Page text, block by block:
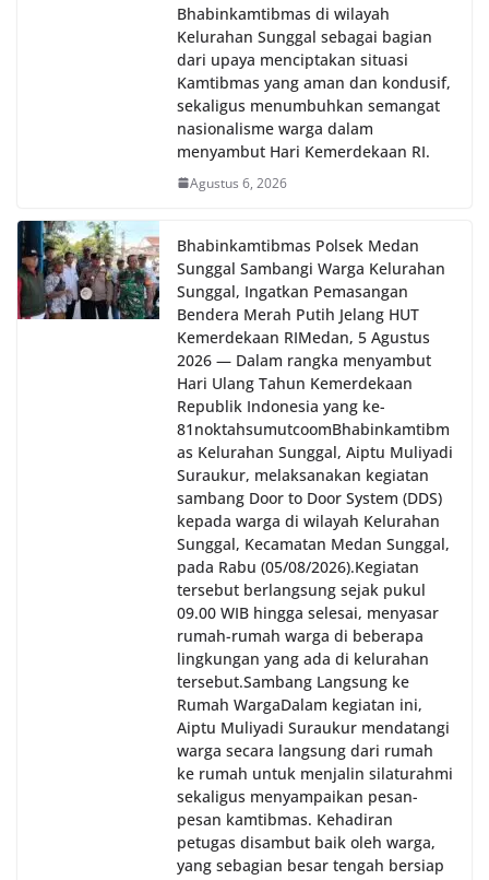
Bhabinkamtibmas di wilayah
Kelurahan Sunggal sebagai bagian
dari upaya menciptakan situasi
Kamtibmas yang aman dan kondusif,
sekaligus menumbuhkan semangat
nasionalisme warga dalam
menyambut Hari Kemerdekaan RI.
Agustus 6, 2026
Bhabinkamtibmas Polsek Medan
Sunggal Sambangi Warga Kelurahan
Sunggal, Ingatkan Pemasangan
Bendera Merah Putih Jelang HUT
Kemerdekaan RI‎‎Medan, 5 Agustus
2026 — Dalam rangka menyambut
Hari Ulang Tahun Kemerdekaan
Republik Indonesia yang ke-
81noktahsumutcoomBhabinkamtibm
as Kelurahan Sunggal, Aiptu Muliyadi
Suraukur, melaksanakan kegiatan
sambang Door to Door System (DDS)
kepada warga di wilayah Kelurahan
Sunggal, Kecamatan Medan Sunggal,
pada Rabu (05/08/2026).‎‎Kegiatan
tersebut berlangsung sejak pukul
09.00 WIB hingga selesai, menyasar
rumah-rumah warga di beberapa
lingkungan yang ada di kelurahan
tersebut.‎Sambang Langsung ke
Rumah Warga‎Dalam kegiatan ini,
Aiptu Muliyadi Suraukur mendatangi
warga secara langsung dari rumah
ke rumah untuk menjalin silaturahmi
sekaligus menyampaikan pesan-
pesan kamtibmas. Kehadiran
petugas disambut baik oleh warga,
yang sebagian besar tengah bersiap